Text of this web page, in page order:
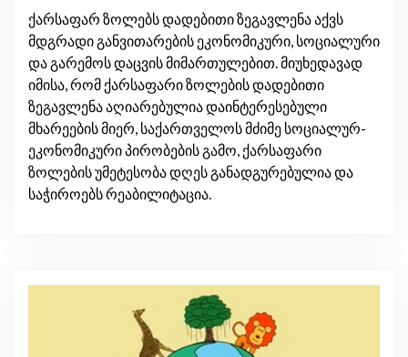
ქარსაფარ ზოლებს დადებითი ზეგავლენა აქვს
მდგრადი განვითარების ეკონომიკური, სოციალური
და გარემოს დაცვის მიმართულებით. მიუხედავად
იმისა, რომ ქარსაფარი ზოლების დადებითი
ზეგავლენა აღიარებულია დაინტერესებული
მხარეების მიერ, საქართველოს მძიმე სოციალურ-
ეკონომიკური პირობების გამო, ქარსაფარი
ზოლების უმეტესობა დღეს განადგურებულია და
საჭიროებს რეაბილიტაცია.